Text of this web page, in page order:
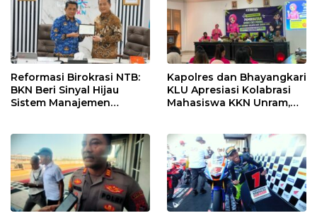
Reformasi Birokrasi NTB:
BKN Beri Sinyal Hijau
Sistem Manajemen
Kapolres dan Bhayangkari
KLU Apresiasi Kolabrasi
Mahasiswa KKN Unram,